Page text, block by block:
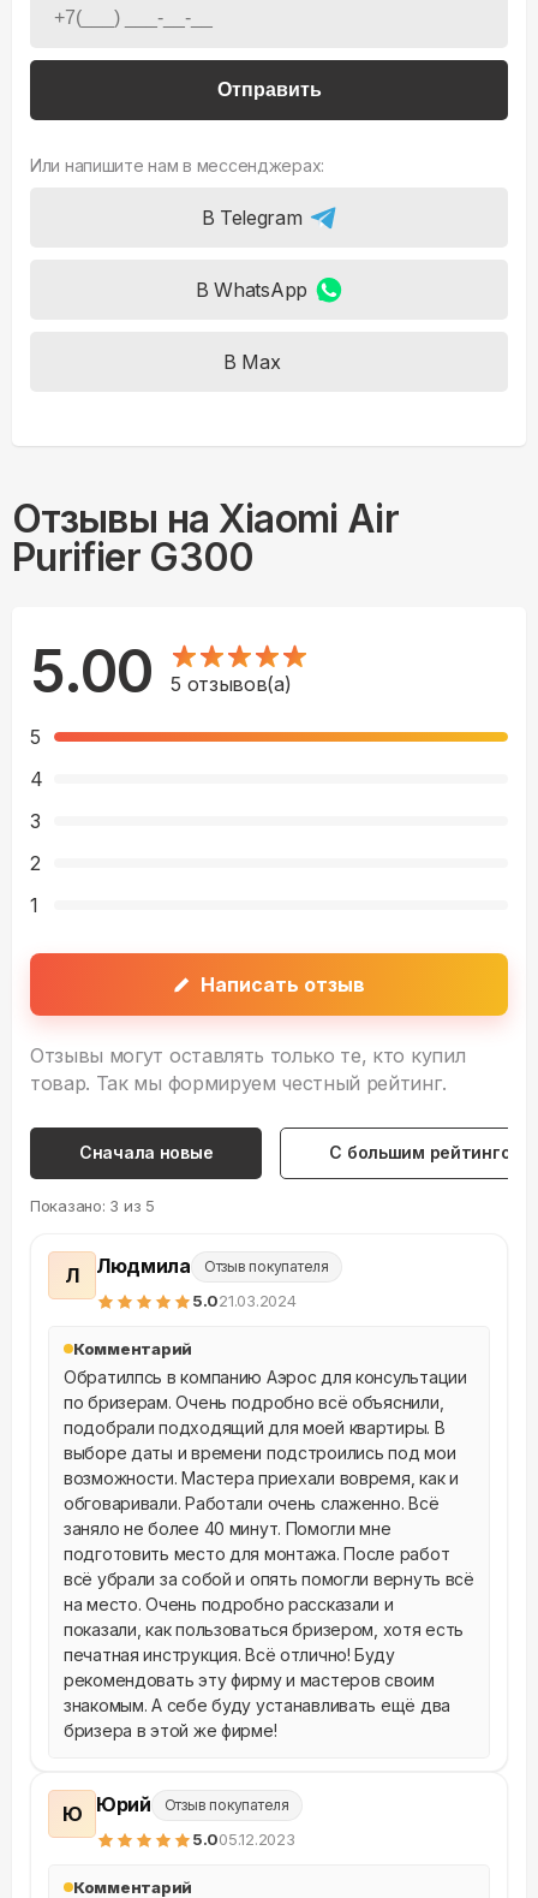
Отправить
Или напишите нам в мессенджерах:
В Telegram
В WhatsApp
В Max
Отзывы на Xiaomi Air
Purifier G300
5.00 5 отзывов(а)
5
4
3
2
1
Написать отзыв
Отзывы могут оставлять только те, кто купил
товар. Так мы формируем честный рейтинг.
Сначала новые С большим рейтингом
Показано: 3 из 5
Л Людмила Отзыв покупателя
5.021.03.2024
Комментарий
Обратилпсь в компанию Аэрос для консультации
по бризерам. Очень подробно всё объяснили,
подобрали подходящий для моей квартиры. В
выборе даты и времени подстроились под мои
возможности. Мастера приехали вовремя, как и
обговаривали. Работали очень слаженно. Всё
заняло не более 40 минут. Помогли мне
подготовить место для монтажа. После работ
всё убрали за собой и опять помогли вернуть всё
на место. Очень подробно рассказали и
показали, как пользоваться бризером, хотя есть
печатная инструкция. Всё отлично! Буду
рекомендовать эту фирму и мастеров своим
знакомым. А себе буду устанавливать ещё два
бризера в этой же фирме!
Ю Юрий Отзыв покупателя
5.005.12.2023
Комментарий